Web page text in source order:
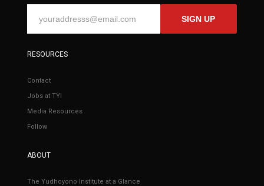
SIGN UP
RESOURCES
Contact
Jobs at TYI
Media Resources
Follow
ABOUT
The Yudhoyono Institute at a Glance